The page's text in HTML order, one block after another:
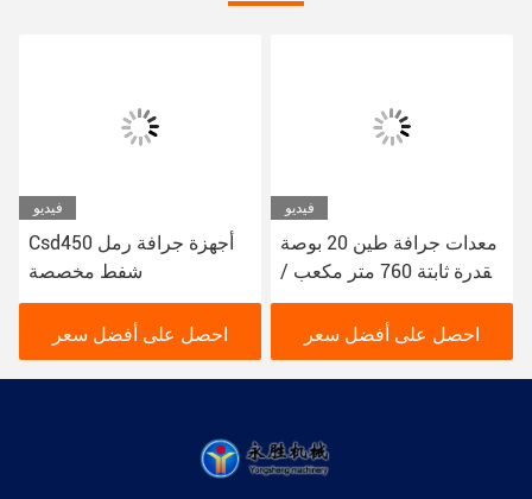
فيديو
Csd450 أجهزة جرافة رمل
شفط مخصصة
احصل على أفضل سعر
فيديو
معدات جرافة طين 20 بوصة
بقدرة ثابتة 760 متر مكعب /
ساعة
احصل على أفضل سعر